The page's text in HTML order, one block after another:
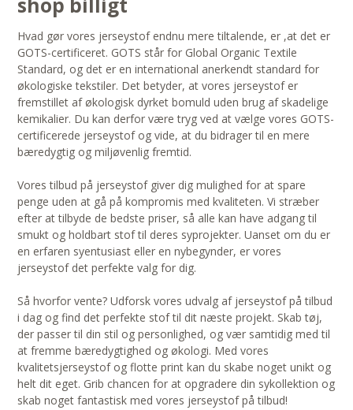
shop billigt
Hvad gør vores jerseystof endnu mere tiltalende, er ,at det er
GOTS-certificeret. GOTS står for Global Organic Textile
Standard, og det er en international anerkendt standard for
økologiske tekstiler. Det betyder, at vores jerseystof er
fremstillet af økologisk dyrket bomuld uden brug af skadelige
kemikalier. Du kan derfor være tryg ved at vælge vores GOTS-
certificerede jerseystof og vide, at du bidrager til en mere
bæredygtig og miljøvenlig fremtid.
Vores tilbud på jerseystof giver dig mulighed for at spare
penge uden at gå på kompromis med kvaliteten. Vi stræber
efter at tilbyde de bedste priser, så alle kan have adgang til
smukt og holdbart stof til deres syprojekter. Uanset om du er
en erfaren syentusiast eller en nybegynder, er vores
jerseystof det perfekte valg for dig.
Så hvorfor vente? Udforsk vores udvalg af jerseystof på tilbud
i dag og find det perfekte stof til dit næste projekt. Skab tøj,
der passer til din stil og personlighed, og vær samtidig med til
at fremme bæredygtighed og økologi. Med vores
kvalitetsjerseystof og flotte print kan du skabe noget unikt og
helt dit eget. Grib chancen for at opgradere din sykollektion og
skab noget fantastisk med vores jerseystof på tilbud!